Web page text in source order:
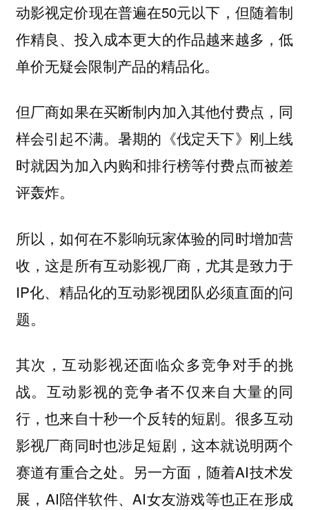
动影视定价现在普遍在50元以下，但随着制
作精良、投入成本更大的作品越来越多，低
单价无疑会限制产品的精品化。
但厂商如果在买断制内加入其他付费点，同
样会引起不满。暑期的《伐定天下》刚上线
时就因为加入内购和排行榜等付费点而被差
评轰炸。
所以，如何在不影响玩家体验的同时增加营
收，这是所有互动影视厂商，尤其是致力于
IP化、精品化的互动影视团队必须直面的问
题。
其次，互动影视还面临众多竞争对手的挑
战。互动影视的竞争者不仅来自大量的同
行，也来自十秒一个反转的短剧。很多互动
影视厂商同时也涉足短剧，这本就说明两个
赛道有重合之处。另一方面，随着AI技术发
展，AI陪伴软件、AI女友游戏等也正在形成